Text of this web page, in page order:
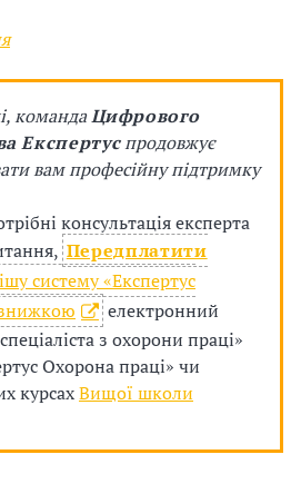
командаЦифрового
Експертуспродовжує
вам професійну підтримку
консультація експерта
Передплатити
систему «Експертус
електронний
з охорони праці»
Охорона праці» чи
курсахВищої школи